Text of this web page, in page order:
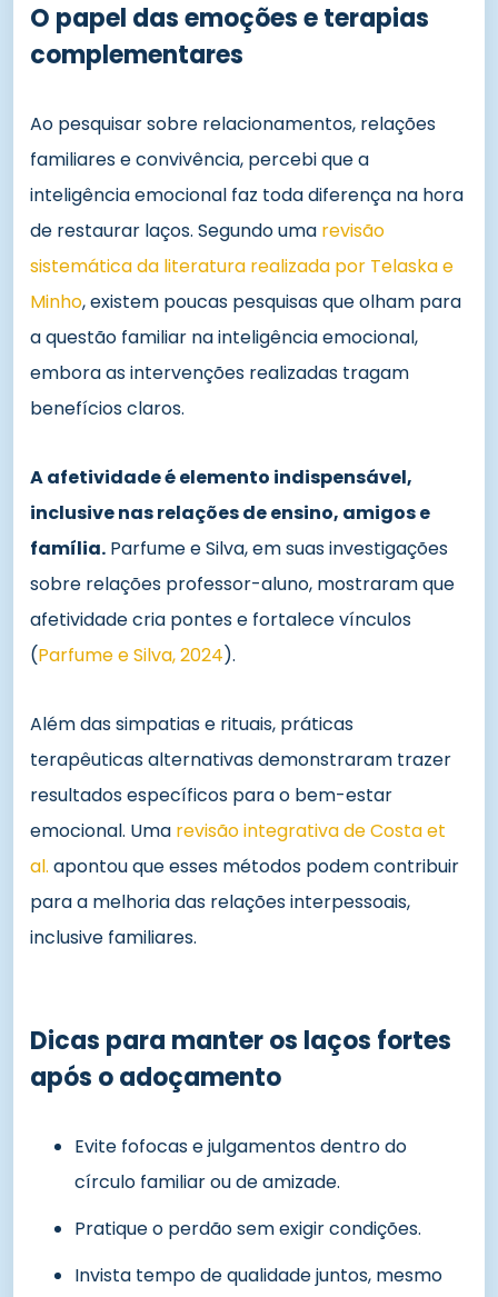
O papel das emoções e terapias
complementares
Ao pesquisar sobre relacionamentos, relações
familiares e convivência, percebi que a
inteligência emocional faz toda diferença na hora
de restaurar laços. Segundo uma revisão
sistemática da literatura realizada por Telaska e
Minho, existem poucas pesquisas que olham para
a questão familiar na inteligência emocional,
embora as intervenções realizadas tragam
benefícios claros.
A afetividade é elemento indispensável,
inclusive nas relações de ensino, amigos e
família. Parfume e Silva, em suas investigações
sobre relações professor-aluno, mostraram que
afetividade cria pontes e fortalece vínculos
(Parfume e Silva, 2024).
Além das simpatias e rituais, práticas
terapêuticas alternativas demonstraram trazer
resultados específicos para o bem-estar
emocional. Uma revisão integrativa de Costa et
al. apontou que esses métodos podem contribuir
para a melhoria das relações interpessoais,
inclusive familiares.
Dicas para manter os laços fortes
após o adoçamento
Evite fofocas e julgamentos dentro do
círculo familiar ou de amizade.
Pratique o perdão sem exigir condições.
Invista tempo de qualidade juntos, mesmo